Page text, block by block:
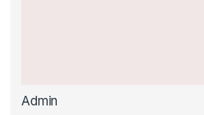
Admin